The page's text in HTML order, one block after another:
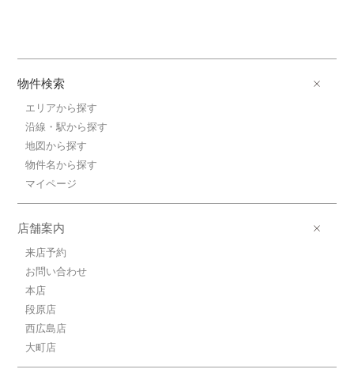
物件検索
エリアから探す
沿線・駅から探す
地図から探す
物件名から探す
マイページ
店舗案内
来店予約
お問い合わせ
本店
段原店
西広島店
大町店